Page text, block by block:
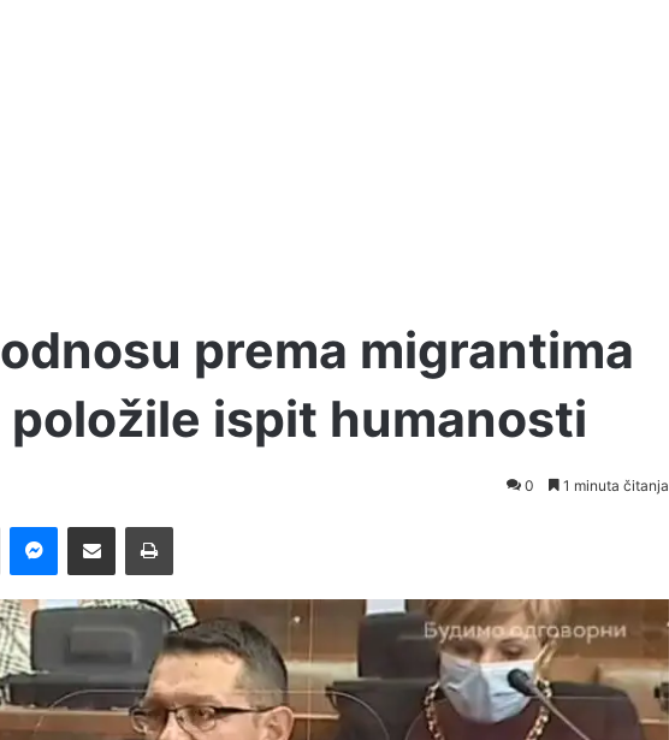
prema migrantima
ispit humanosti
0 1 minuta čitanja
Messenger
Pošalji preko E-Maila Printaj